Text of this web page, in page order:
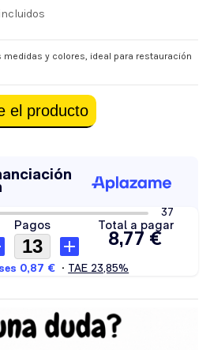
medidas y colores, ideal para restauración
el producto